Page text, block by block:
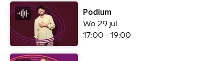
Podium
Wo 29 jul
17:00 - 19:00